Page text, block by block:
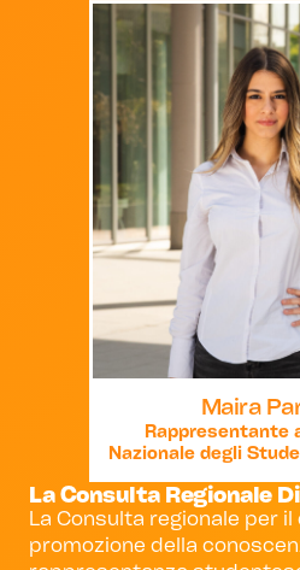
Maira
Rappresentante
Nazionale degli
La Consulta Regionale
La Consulta regionale per
promozione della